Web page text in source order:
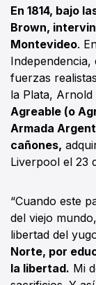
En 1814, bajo
Brown,
Montevideo.
Independencia,
fuerzas
la Plata, Arnold
Agreable (o
Armada
cañones,
Liverpool el 23
“Cuando este
del viejo
libertad del
Norte, por
la libertad. Mi